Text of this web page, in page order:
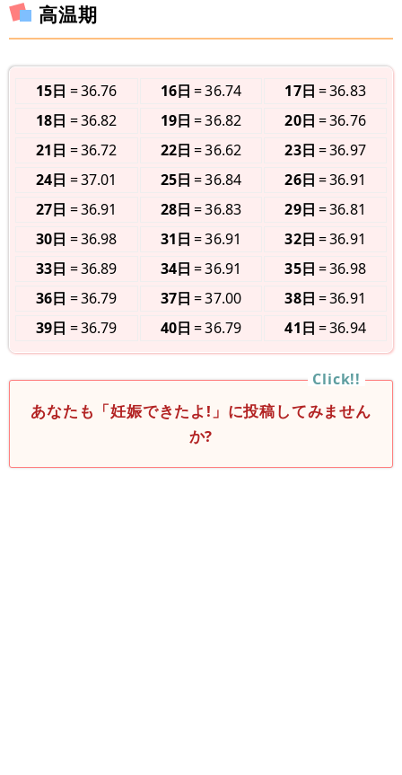
高温期
15日 36.76 16日 36.74 17日
36.83
18日
36.82 19日 36.82 20日
36.76
21日
36.72 22日 36.62 23日
36.97
24日
37.01 25日 36.84 26日
36.91
27日
36.91 28日 36.83 29日
36.81
30日
36.98 31日 36.91 32日
36.91
33日
36.89 34日 36.91 35日
36.98
36日
36.79 37日 37.00 38日
36.91
39日
36.79 40日 36.79 41日 36.94
あなたも「妊娠できたよ!」に投稿してみません
か?